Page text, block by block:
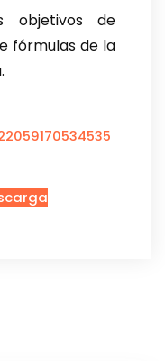
objetivos de
fórmulas de la